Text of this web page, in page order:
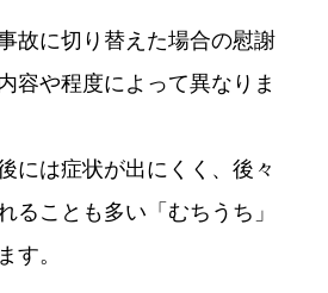
故に切り替えた場合の慰謝
容や程度によって異なりま
には症状が出にくく、後々
ることも多い「むちうち」
す。